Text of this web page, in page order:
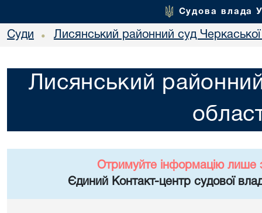
Судова влада
Суди • Лисянський районний суд Черкаської
Лисянський
Отримуйте інформацію лише
Єдиний Контакт-центр судової